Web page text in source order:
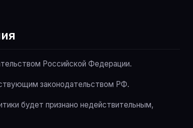
Российской Федерации.
законодательством РФ.
будет признано недействительным,